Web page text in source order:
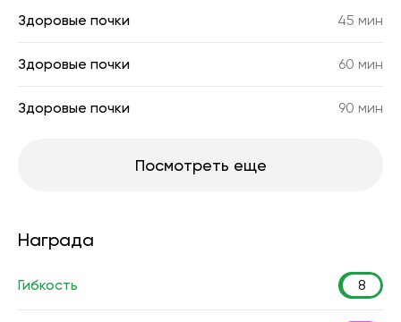
Здоровые почки 45 мин
Здоровые почки 60 мин
Здоровые почки 90 мин
Посмотреть еще
Награда
Гибкость 8